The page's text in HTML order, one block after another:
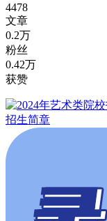
4478
文章
0.2万
粉丝
0.42万
获赞
招生简章